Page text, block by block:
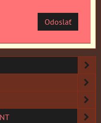
Odoslať